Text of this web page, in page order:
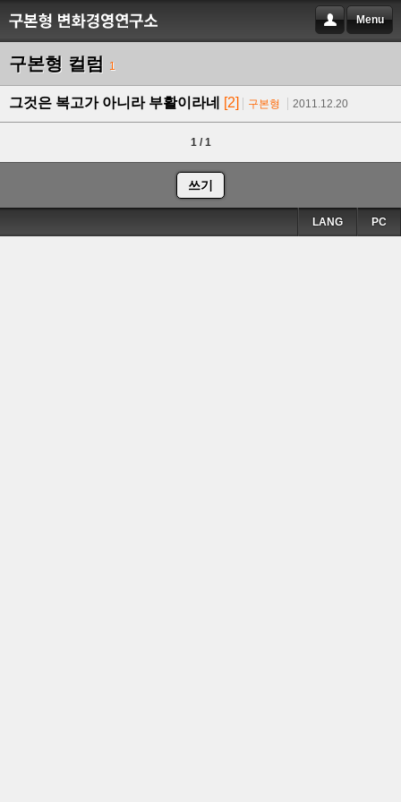
Menu
구본형 컬럼 1
그것은 복고가 아니라 부활이라네 [2] 구본형 2011.12.20
1 / 1
쓰기
PC
LANG